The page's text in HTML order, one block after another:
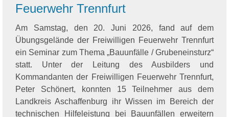
Feuerwehr Trennfurt
Am Samstag, den 20. Juni 2026, fand auf dem
Übungsgelände der Freiwilligen Feuerwehr Trennfurt
ein Seminar zum Thema „Bauunfälle / Grubeneinsturz“
statt. Unter der Leitung des Ausbilders und
Kommandanten der Freiwilligen Feuerwehr Trennfurt,
Peter Schönert, konnten 15 Teilnehmer aus dem
Landkreis Aschaffenburg ihr Wissen im Bereich der
technischen Hilfeleistung bei Bauunfällen erweitern